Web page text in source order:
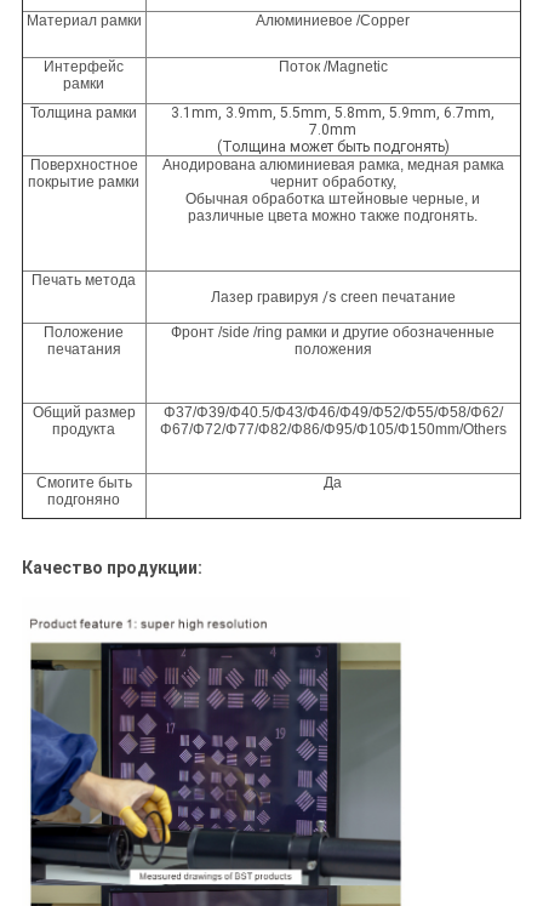
Материал рамки Алюминиевое /Copper
Интерфейс
рамки
Поток /Magnetic
Толщина рамки
3.1mm, 3.9mm, 5.5mm, 5.8mm, 5.9mm, 6.7mm,
7.0mm
(Толщина может быть подгонять)
Поверхностное
покрытие рамки
Анодирована алюминиевая рамка, медная рамка
чернит обработку,
Обычная обработка штейновые черные, и
различные цвета можно также подгонять.
Печать метода
Лазер гравируя /s creen печатание
Положение
печатания
Фронт /side /ring рамки и другие обозначенные
положения
Общий размер
продукта
Φ37/Φ39/Φ40.5/Φ43/Φ46/Φ49/Φ52/Φ55/Φ58/Φ62/
Φ67/Φ72/Φ77/Φ82/Φ86/Φ95/Φ105/Φ150mm/Others
Смогите быть
подгоняно
Да
Качество продукции: